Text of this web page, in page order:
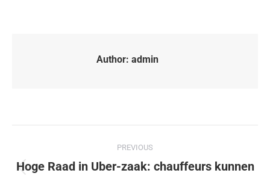
Author: admin
PREVIOUS
Hoge Raad in Uber-zaak: chauffeurs kunnen